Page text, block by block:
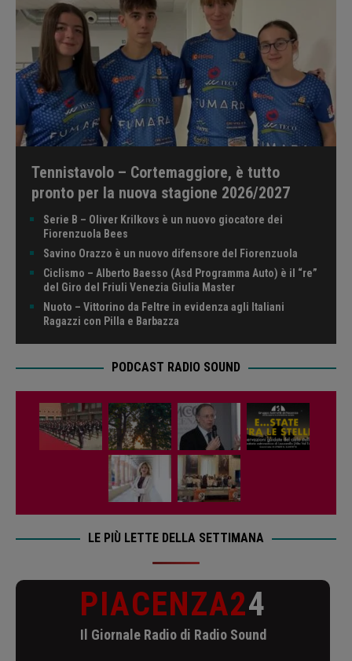
Tennistavolo – Cortemaggiore, è tutto
pronto per la nuova stagione 2026/2027
Serie B – Oliver Krilkovs è un nuovo giocatore dei
Fiorenzuola Bees
Savino Orazzo è un nuovo difensore del Fiorenzuola
Ciclismo – Alberto Baesso (Asd Programma Auto) è il “re”
del Giro del Friuli Venezia Giulia Master
Nuoto – Vittorino da Feltre in evidenza agli Italiani
Ragazzi con Pilla e Barbazza
PODCAST RADIO SOUND
LE PIÙ LETTE DELLA SETTIMANA
PIACENZA24
Il Giornale Radio di Radio Sound